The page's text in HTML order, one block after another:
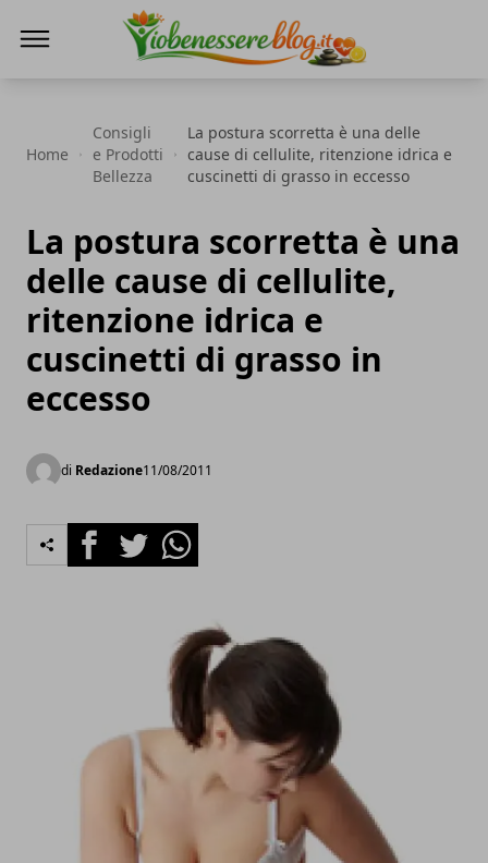
Home
Consigli
e Prodotti
Bellezza
La postura scorretta è una delle
cause di cellulite, ritenzione idrica e
cuscinetti di grasso in eccesso
La postura scorretta è una
delle cause di cellulite,
ritenzione idrica e
cuscinetti di grasso in
eccesso
di Redazione11/08/2011
FacebookTwitterWhatsapp